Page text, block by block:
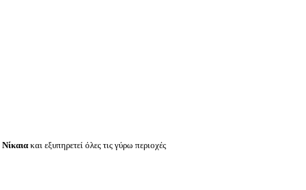
Νίκαια και εξυπηρετεί όλες τις γύρω περιοχές